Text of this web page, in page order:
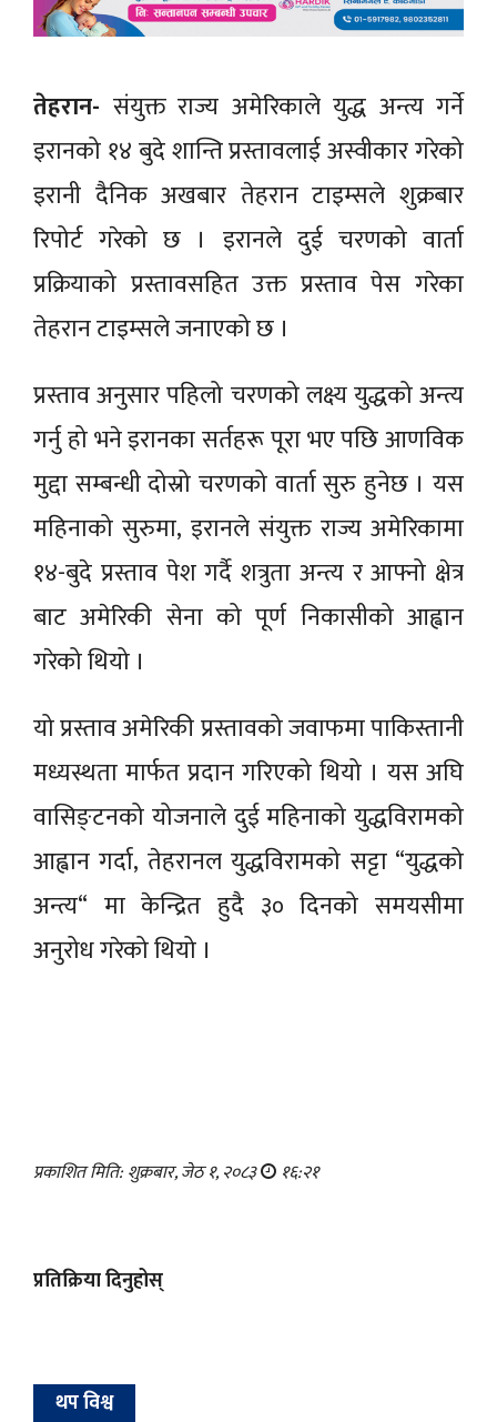
तेहरान- संयुक्त राज्य अमेरिकाले युद्ध अन्त्य गर्ने
इरानको १४ बुदे शान्ति प्रस्तावलाई अस्वीकार गरेको
इरानी दैनिक अखबार तेहरान टाइम्सले शुक्रबार
रिपोर्ट गरेको छ । इरानले दुई चरणको वार्ता
प्रक्रियाको प्रस्तावसहित उक्त प्रस्ताव पेस गरेका
तेहरान टाइम्सले जनाएको छ ।
प्रस्ताव अनुसार पहिलो चरणको लक्ष्य युद्धको अन्त्य
गर्नु हो भने इरानका सर्तहरू पूरा भए पछि आणविक
मुद्दा सम्बन्धी दोस्रो चरणको वार्ता सुरु हुनेछ । यस
महिनाको सुरुमा, इरानले संयुक्त राज्य अमेरिकामा
१४-बुदे प्रस्ताव पेश गर्दै शत्रुता अन्त्य र आफ्नो क्षेत्र
बाट अमेरिकी सेना को पूर्ण निकासीको आह्वान
गरेको थियो ।
यो प्रस्ताव अमेरिकी प्रस्तावको जवाफमा पाकिस्तानी
मध्यस्थता मार्फत प्रदान गरिएको थियो । यस अघि
वासिङ्टनको योजनाले दुई महिनाको युद्धविरामको
आह्वान गर्दा, तेहरानल युद्धविरामको सट्टा “युद्धको
अन्त्य“ मा केन्द्रित हुदै ३० दिनको समयसीमा
अनुरोध गरेको थियो ।
प्रकाशित मिति: शुक्रबार, जेठ १, २०८३ १६:२१
प्रतिक्रिया दिनुहोस्
थप विश्व